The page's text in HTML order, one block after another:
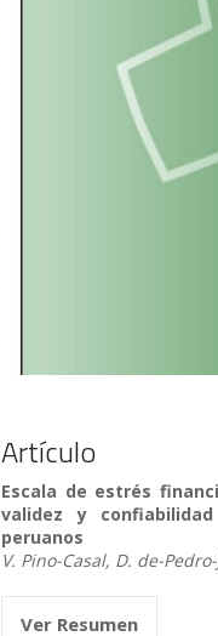
Artículo
Escala de estrés
validez y
peruanos
V. Pino-Casal, D. de-
Ver Resumen